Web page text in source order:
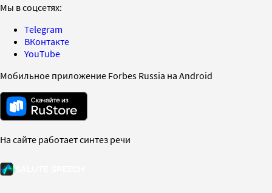
Мы в соцсетях:
Telegram
ВКонтакте
YouTube
Мобильное приложение Forbes Russia на Android
На сайте работает синтез речи